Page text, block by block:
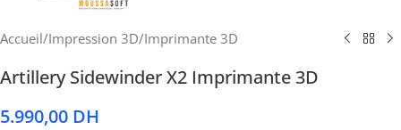
Accueil/Impression 3D/Imprimante 3D
Artillery Sidewinder X2 Imprimante 3D
5.990,00 DH